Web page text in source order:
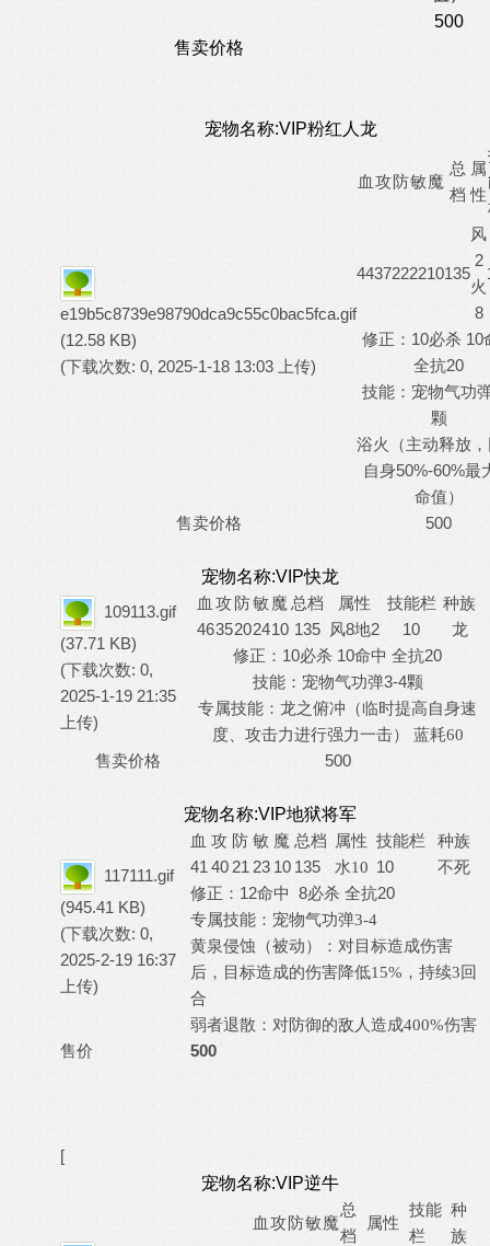
售卖价格
500
宠物名称:VIP粉红人龙
e19b5c8739e98790dca9c55c0bac5fca.gif
(12.58 KB)
(下载次数: 0, 2025-1-18 13:03 上传)
血 攻防敏魔
总
档
属
性
4437222210135
风
2
火
8
修正：10必杀 10
全抗20
技能：宠物气功
颗
浴火（主动释放
自身50%-60%最
命值）
售卖价格
500
宠物名称:VIP快龙
109113.gif
(37.71 KB)
(下载次数: 0,
2025-1-19 21:35
上传)
血 攻防敏魔 总档 属性 技能栏 种族
4635202410 135 风8地2 10
龙
修正：10必杀 10命中 全抗20
技能：宠物气功弹3-4颗
专属技能： 龙之俯冲 （临时提高自身速
度、攻击力进行强力一击） 蓝耗60
售卖价格 500
宠物名称:VIP地狱将军
117111.gif
(945.41 KB)
(下载次数: 0,
2025-2-19 16:37
上传)
血 攻 防 敏 魔 总档 属性 技能栏
种族
41 40 21 23 10 135 水10 10
不死
修正：12命中 8必杀 全抗20
专属技能 ：宠物气功弹3-4
黄泉侵蚀（被动）：对目标造成伤害
后，目标造成的伤害降低15%，持续3回
合
弱者退散：对防御的敌人造成400%伤害
售价 500
[
宠物名称:VIP逆牛
血 攻防敏魔
总
档
属性
技能
栏
种
族